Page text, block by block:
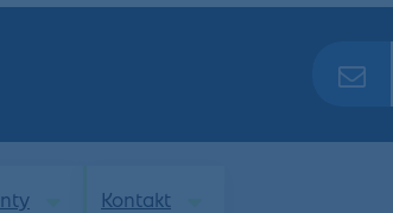
Kontakt